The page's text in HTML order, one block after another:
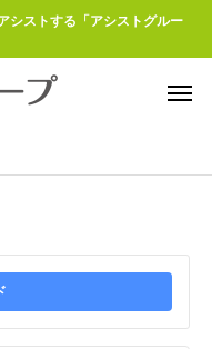
シストする「アシストグルー